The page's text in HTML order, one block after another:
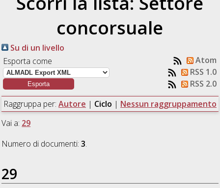
concorsuale
Su di un livello
Esporta come
Atom
RSS 1.0
RSS 2.0
Raggruppa per: Autore | Ciclo | Nessun raggruppamento
Vai a: 29
Numero di documenti:3.
29